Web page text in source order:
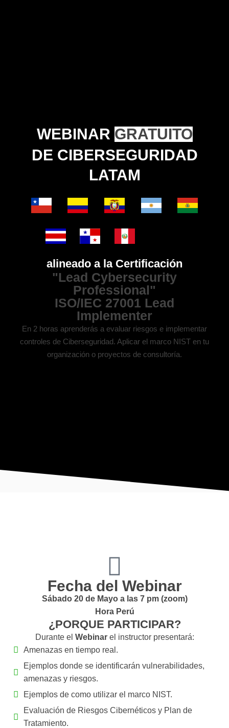
WEBINAR GRATUITO
DE CIBERSEGURIDAD
LATAM
alineado a la Certificación
"Lead Cybersecurity
Professional"
ISO/IEC 27001 Lead
Implementer
En 2 horas aprenderás a evaluar riesgos e implementar
controles de Ciberseguridad. Aplicar el marco NIST en tu
organización o proyectos de consultoría.
Fecha del Webinar
Sábado 20 de Mayo a las 7 pm (zoom)
Hora Perú
¿PORQUE PARTICIPAR?
Durante el Webinar el instructor presentará:
Amenazas en tiempo real.
Ejemplos donde se identificarán vulnerabilidades,
amenazas y riesgos.
Ejemplos de como utilizar el marco NIST.
Evaluación de Riesgos Cibernéticos y Plan de
Tratamiento.